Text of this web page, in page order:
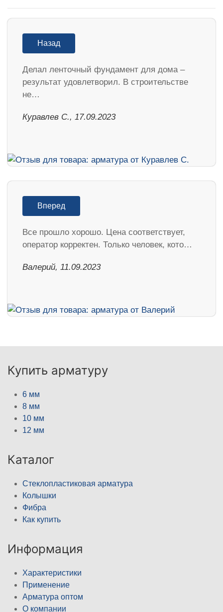
Назад
Делал ленточный фундамент для дома –
результат удовлетворил. В строительстве
не…
Куравлев С., 17.09.2023
Вперед
Все прошло хорошо. Цена соответствует,
оператор корректен. Только человек, кото…
Валерий, 11.09.2023
Купить арматуру
6 мм
8 мм
10 мм
12 мм
Каталог
Стеклопластиковая арматура
Колышки
Фибра
Как купить
Информация
Характеристики
Применение
Арматура оптом
О компании